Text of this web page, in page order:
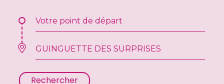
Rechercher